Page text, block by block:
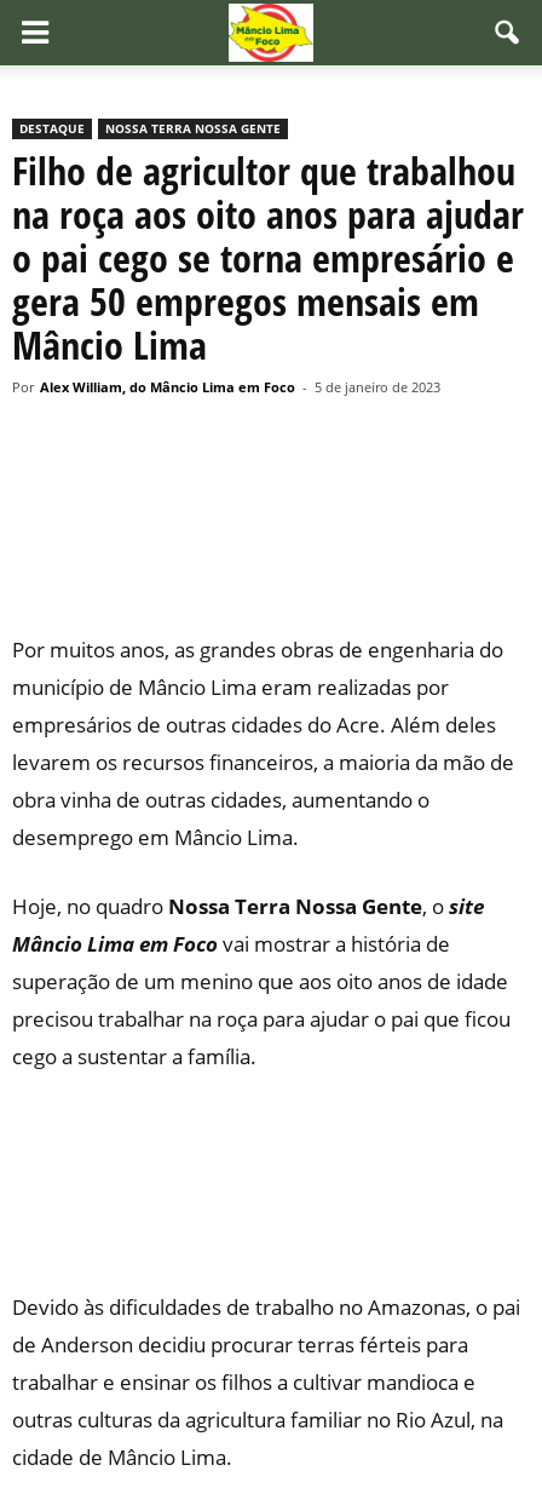
DESTAQUE NOSSA TERRA NOSSA GENTE
Filho de agricultor que trabalhou
na roça aos oito anos para ajudar
o pai cego se torna empresário e
gera 50 empregos mensais em
Mâncio Lima
Por Alex William, do Mâncio Lima em Foco - 5 de janeiro de 2023
Por muitos anos, as grandes obras de engenharia do
município de Mâncio Lima eram realizadas por
empresários de outras cidades do Acre. Além deles
levarem os recursos financeiros, a maioria da mão de
obra vinha de outras cidades, aumentando o
desemprego em Mâncio Lima.
Hoje, no quadro Nossa Terra Nossa Gente, osite
Mâncio Lima em Focovai mostrar a história de
superação de um menino que aos oito anos de idade
precisou trabalhar na roça para ajudar o pai que ficou
cego a sustentar a família.
Devido às dificuldades de trabalho no Amazonas, o pai
de Anderson decidiu procurar terras férteis para
trabalhar e ensinar os filhos a cultivar mandioca e
outras culturas da agricultura familiar no Rio Azul, na
cidade de Mâncio Lima.